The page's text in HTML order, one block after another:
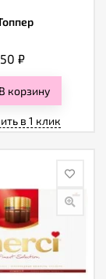
₽
В корзину
в 1 клик